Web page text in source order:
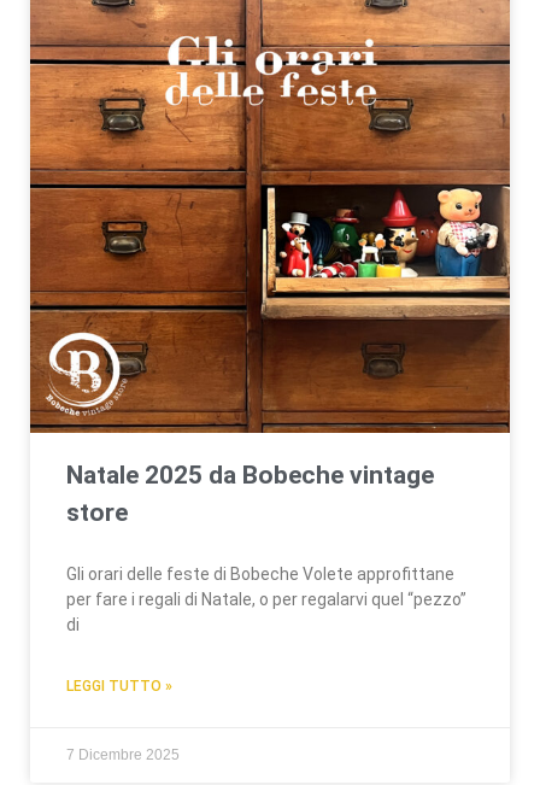
Natale 2025 da Bobeche vintage
store
Gli orari delle feste di Bobeche Volete approfittane
per fare i regali di Natale, o per regalarvi quel “pezzo”
di
LEGGI TUTTO »
7 Dicembre 2025